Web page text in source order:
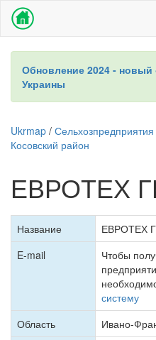
Обновление 2024 -
Украины
Ukrmap / Сельхозпредприятия
Косовский район
ЕВРОТЕХ
Название
ЕВРОТЕХ
E-mail
Чтобы
систему
Область
Ивано-